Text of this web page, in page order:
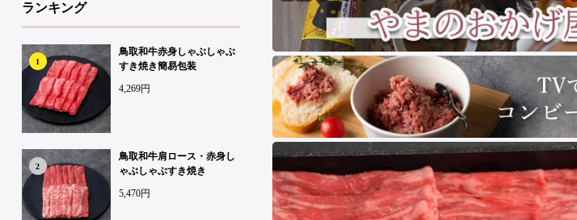
ランキング
1
鳥取和牛赤身しゃぶしゃぶ
すき焼き簡易包装
4,269円
2
鳥取和牛肩ロース・赤身し
ゃぶしゃぶすき焼き
5,470円